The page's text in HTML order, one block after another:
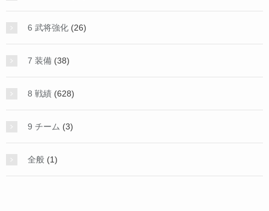
6 武将強化 (26)
7 装備 (38)
8 戦績 (628)
9 チーム (3)
全般 (1)